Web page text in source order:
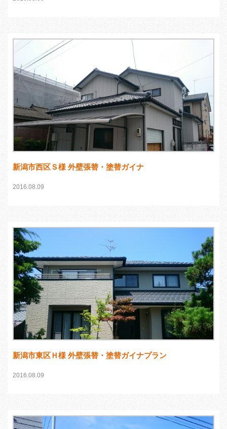
新潟市西区Ｓ様 外壁張替・塗替ガイナ
2016.08.09
新潟市東区Ｈ様 外壁張替・塗替ガイナプラン
2016.08.09